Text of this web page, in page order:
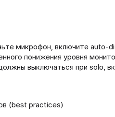
микрофон, включите
понижения уровня
выключаться при solo,
(best practices)